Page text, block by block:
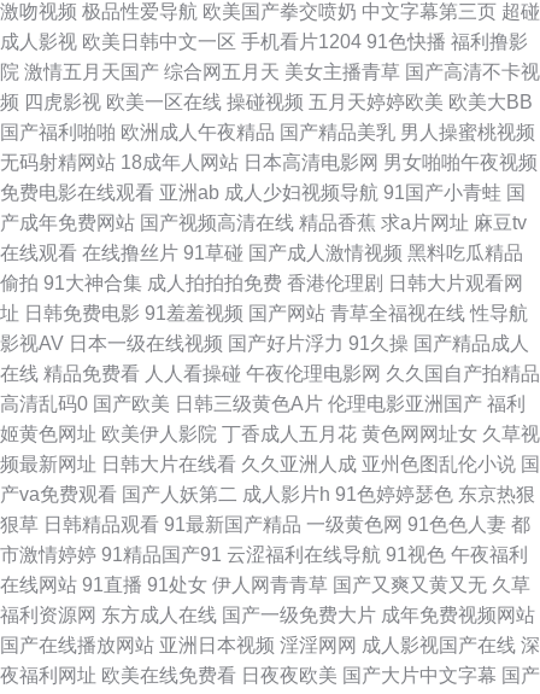
自拍 国产色婷婷孕妇 久久精点视频 青草成人网站 深夜福利av 影音先锋三级
资源 av午夜影院 东京热亚洲色图 久久人人超碰 日韩欧美有码另类 一本道国
片 91社区免费视频 白洁高义系列 国产色交网址 人妖伪娘在线播放 自拍视频
五区 波多野吉依电影 黄色毛片A片 欧美孕妇性爱 天天撸天天干 亚洲色图传
媒 91青青 超碰97免费在线 黄色三级片yyc 欧美激情8p 在线天堂资源 草莓视
频18在线 国产区123 青青青色在线 亚洲黄色成人 97婷婷五月天 国产性交网
日韩wwww 91福利所 超碰国产25 激情狠狠撸五月 欧美操逼网 天天干天天添
91免费视频观看 超碰在线18公开 含羞草影院在线 蜜桃一区二区欧美 丝袜福
利影院 99热久草精品 岛国AV导航 美国另类69 香蕉视频污黄 www91大神 黄
色成人AV网 日本成人在线播看 在线香蕉 超碰自拍网 老司机黄色av 天天肏天
天肏 91女同动漫 都市激情另类欧美 欧美成人精品 午夜免费福利影院 91天美
激吻视频 极品性爱导航 欧美国产拳交喷奶 中文字幕第三页 超碰
成人影视 欧美日韩中文一区 手机看片1204 91色快播 福利撸影
院 激情五月天国产 综合网五月天 美女主播青草 国产高清不卡视
频 四虎影视 欧美一区在线 操碰视频 五月天婷婷欧美 欧美大BB
国产福利啪啪 欧洲成人午夜精品 国产精品美乳 男人操蜜桃视频
无码射精网站 18成年人网站 日本高清电影网 男女啪啪午夜视频
免费电影在线观看 亚洲ab 成人少妇视频导航 91国产小青蛙 国
产成年免费网站 国产视频高清在线 精品香蕉 求a片网址 麻豆tv
在线观看 在线撸丝片 91草碰 国产成人激情视频 黑料吃瓜精品
偷拍 91大神合集 成人拍拍拍免费 香港伦理剧 日韩大片观看网
址 日韩免费电影 91羞羞视频 国产网站 青草全福视在线 性导航
影视AV 日本一级在线视频 国产好片浮力 91久操 国产精品成人
在线 精品免费看 人人看操碰 午夜伦理电影网 久久国自产拍精品
高清乱码0 国产欧美 日韩三级黄色A片 伦理电影亚洲国产 福利
姬黄色网址 欧美伊人影院 丁香成人五月花 黄色网网址女 久草视
频最新网址 日韩大片在线看 久久亚洲人成 亚州色图乱伦小说 国
产va免费观看 国产人妖第二 成人影片h 91色婷婷瑟色 东京热狠
狠草 日韩精品观看 91最新国产精品 一级黄色网 91色色人妻 都
市激情婷婷 91精品国产91 云涩福利在线导航 91视色 午夜福利
在线网站 91直播 91处女 伊人网青青草 国产又爽又黄又无 久草
福利资源网 东方成人在线 国产一级免费大片 成年免费视频网站
国产在线播放网站 亚洲日本视频 淫淫网网 成人影视国产在线 深
夜福利网址 欧美在线免费看 日夜夜欧美 国产大片中文字幕 国产